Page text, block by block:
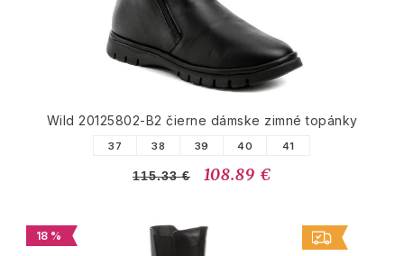
Wild 20125802-B2 čierne dámske zimné topánky
37 38 39 40 41
115.33 € 108.89 €
18 %